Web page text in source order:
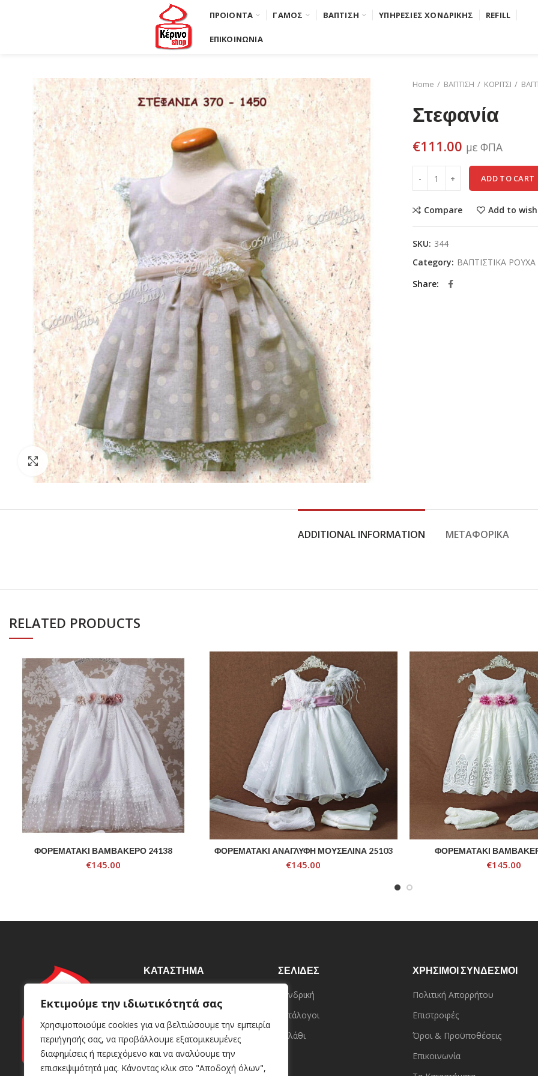
Εκτιμούμε την ιδιωτικότητά σας
Χρησιμοποιούμε cookies για να βελτιώσουμε την εμπειρία
περιήγησής σας, να προβάλλουμε εξατομικευμένες
διαφημίσεις ή περιεχόμενο και να αναλύουμε την
επισκεψιμότητά μας. Κάνοντας κλικ στο "Αποδοχή όλων",
ΠΡΟΙΟΝΤΑ ΓΑΜΟΣ ΒΑΠΤΙΣΗ ΥΠΗΡΕΣΙΕΣ ΧΟΝΔΡΙΚΗΣ REFILL
ΕΠΙΚΟΙΝΩΝΙΑ
Click to enlarge
Home ΒΑΠΤΙΣΗ ΚΟΡΙΤΣΙ
Στεφανία
€111.00 με ΦΠΑ
ADD TO CART
Compare Add to
SKU: 344
Category: ΒΑΠΤΙΣΤΙΚΑ ΡΟΥΧΑ
Share
ADDITIONAL INFORMATION ΜΕΤΑΦΟΡΙΚΆ
RELATED PRODUCTS
ADD TO CART
ΦΟΡΕΜΑΤΑΚΙ ΒΑΜΒΑΚΕΡΟ 24138
€145.00
ADD TO CART
ΦΟΡΕΜΑΤΑΚΙ ΑΝΑΓΛΥΦΗ ΜΟΥΣΕΛΙΝΑ 25103
€145.00
ADD TO CART
ΦΟΡΕΜΑΤΑΚΙ
€145.00
ΚΑΤΆΣΤΗΜΑ
Γρυπάρη 92, Καλλιθέα 176
72
+30 210 95 98 049
+30 693 81 86 613
info@kerinoshop.gr
ΣΕΛΙΔΕΣ
Χονδρική
Κατάλογοι
Καλάθι
ΧΡΗΣΙΜΟΙ ΣΥΝΔΕΣΜΟΙ
Πολιτική Απορρήτου
Επιστροφές
Όροι & Προϋποθέσεις
Επικοινωνία